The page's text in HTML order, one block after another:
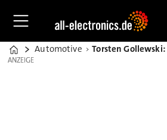
Home
Automotive
ANZEIGE
ANZEIGE